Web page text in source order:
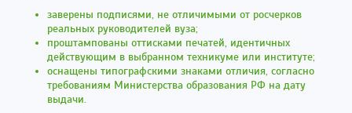
заверены подписями, не отличимыми от росчерков
реальных руководителей вуза;
проштампованы оттисками печатей, идентичных
действующим в выбранном техникуме или институте;
оснащены типографскими знаками отличия, согласно
требованиям Министерства образования РФ на дату
выдачи.